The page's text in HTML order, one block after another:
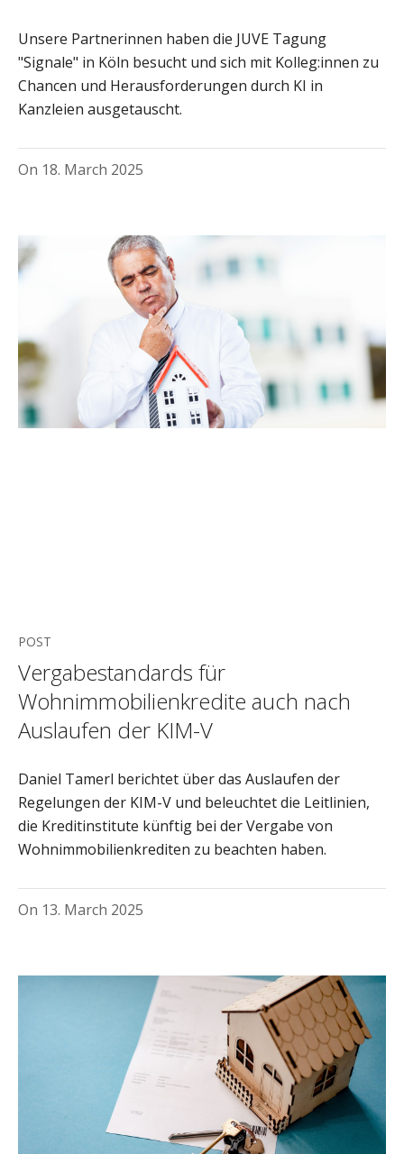
Unsere Partnerinnen haben die JUVE Tagung
"Signale" in Köln besucht und sich mit Kolleg:innen zu
Chancen und Herausforderungen durch KI in
Kanzleien ausgetauscht.
On 18. March 2025
POST
Vergabestandards für
Wohnimmobilienkredite auch nach
Auslaufen der KIM-V
Daniel Tamerl berichtet über das Auslaufen der
Regelungen der KIM-V und beleuchtet die Leitlinien,
die Kreditinstitute künftig bei der Vergabe von
Wohnimmobilienkrediten zu beachten haben.
On 13. March 2025